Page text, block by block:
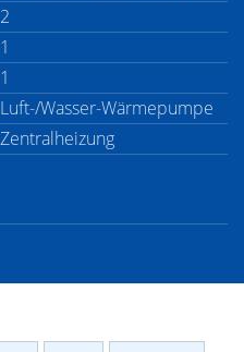
2
1
1
Luft-/Wasser-Wärmepumpe
Zentralheizung